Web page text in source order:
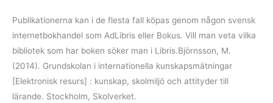
Publikationerna kan i de flesta fall köpas genom någon svensk
internetbokhandel som AdLibris eller Bokus. Vill man veta vilka
bibliotek som har boken söker man i Libris.Björnsson, M.
(2014). Grundskolan i internationella kunskapsmätningar
[Elektronisk resurs] : kunskap, skolmiljö och attityder till
lärande. Stockholm, Skolverket.